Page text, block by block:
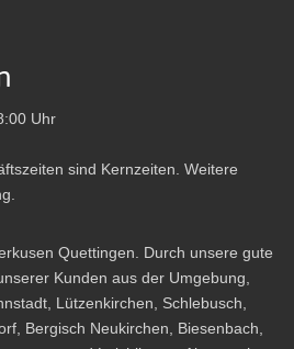
Uhr
sind Kernzeiten. Weitere
Quettingen. Durch unsere gute
Kunden aus der Umgebung,
Lützenkirchen, Schlebusch,
Bergisch Neukirchen, Biesenbach,